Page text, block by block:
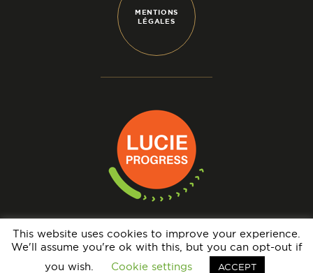
MENTIONS
LÉGALES
N° IMMATRICULATION OPÉRATEUR DE VOYAGES : IM069140005 - GARANTIE
FINANCIÈRE : APST - BRCP : HISCOX EUROPE UNDERWRITING LIMITED
This website uses cookies to improve your experience.
We'll assume you're ok with this, but you can opt-out if
you wish.
Cookie settings ACCEPT